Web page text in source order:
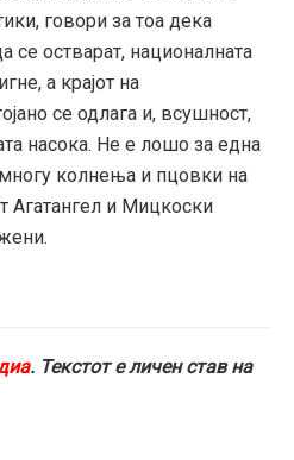
говори за тоа дека
се остварат, националната
а крајот на
се одлага и, всушност,
насока. Не е лошо за една
колнења и пцовки на
Агатангел и Мицкоски
. Текстот е личен став на